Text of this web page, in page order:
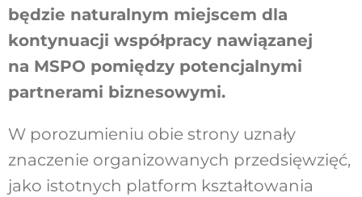
będzie naturalnym miejscem dla
kontynuacji współpracy nawiązanej
na MSPO pomiędzy potencjalnymi
partnerami biznesowymi.
W porozumieniu obie strony uznały
znaczenie organizowanych przedsięwzięć,
jako istotnych platform kształtowania